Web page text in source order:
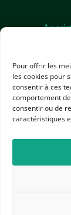
Pour offrir les
les cookies pour
consentir à ces
comportement
consentir ou de
caractéristiques